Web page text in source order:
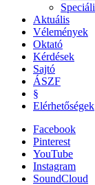
Aktuális
Vélemények
Oktató
Kérdések
Sajtó
ÁSZF
§
Elérhetőségek
Facebook
Pinterest
YouTube
Instagram
SoundCloud